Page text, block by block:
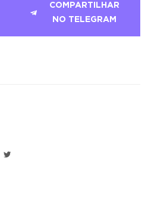
COMPARTILHAR
NO TELEGRAM